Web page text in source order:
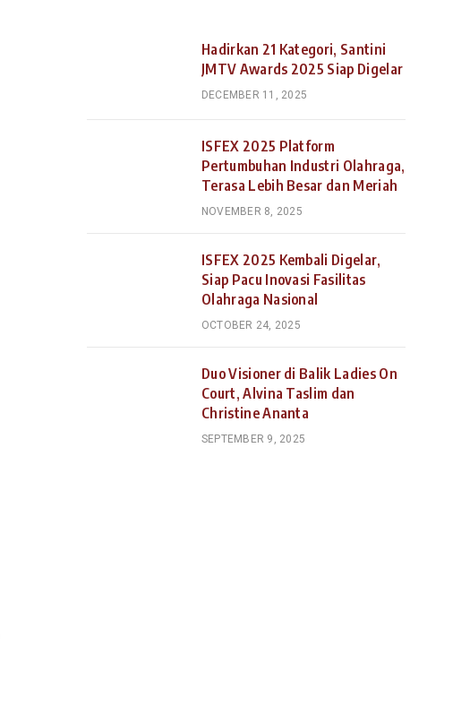
Hadirkan 21 Kategori, Santini
JMTV Awards 2025 Siap Digelar
DECEMBER 11, 2025
ISFEX 2025 Platform
Pertumbuhan Industri Olahraga,
Terasa Lebih Besar dan Meriah
NOVEMBER 8, 2025
ISFEX 2025 Kembali Digelar,
Siap Pacu Inovasi Fasilitas
Olahraga Nasional
OCTOBER 24, 2025
Duo Visioner di Balik Ladies On
Court, Alvina Taslim dan
Christine Ananta
SEPTEMBER 9, 2025